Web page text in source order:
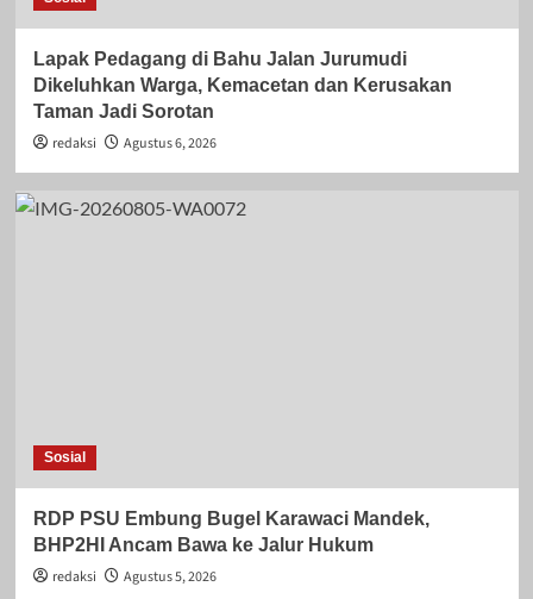
Lapak Pedagang di Bahu Jalan Jurumudi
Dikeluhkan Warga, Kemacetan dan Kerusakan
Taman Jadi Sorotan
redaksi
Agustus 6, 2026
Sosial
RDP PSU Embung Bugel Karawaci Mandek,
BHP2HI Ancam Bawa ke Jalur Hukum
redaksi
Agustus 5, 2026